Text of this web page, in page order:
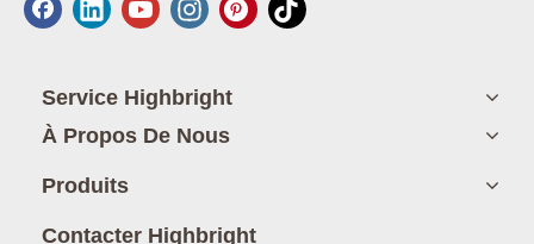
Service Highbright
À Propos De Nous
Produits
Contacter Highbright